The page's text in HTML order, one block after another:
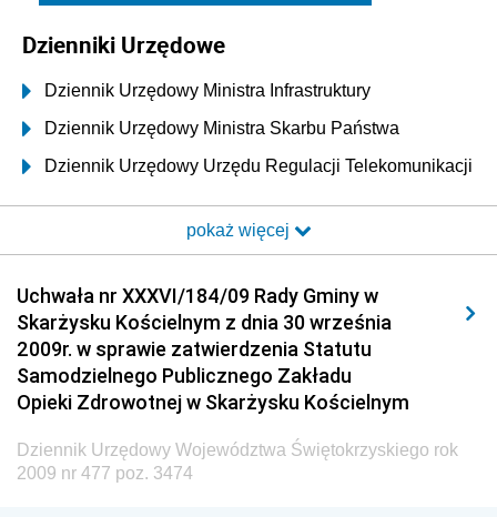
Dzienniki Urzędowe
Dziennik Urzędowy Ministra Infrastruktury
Dziennik Urzędowy Ministra Skarbu Państwa
Dziennik Urzędowy Urzędu Regulacji Telekomunikacji
Dziennik Urzędowy Ministra Transportu i Budownictwa
Elektronicznej
Dziennik Urzędowy Ministra Spraw Wewnętrznych i
Administracji
Dziennik Urzędowy Ministra Transportu
Dziennik Urzędowy Ministra Budownictwa
Dziennik Urzędowy Ministra Nauki i Szkolnictwa
pokaż więcej
Uchwała nr XXXVI/184/09 Rady Gminy w
Skarżysku Kościelnym z dnia 30 września
2009r. w sprawie zatwierdzenia Statutu
Samodzielnego Publicznego Zakładu
Opieki Zdrowotnej w Skarżysku Kościelnym
Dziennik Urzędowy Województwa Świętokrzyskiego rok
2009 nr 477 poz. 3474